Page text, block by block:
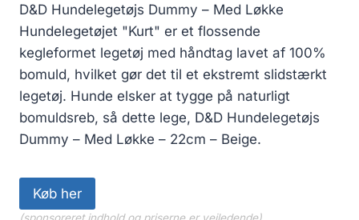
D&D Hundelegetøjs Dummy – Med Løkke
Hundelegetøjet "Kurt" er et flossende
kegleformet legetøj med håndtag lavet af 100%
bomuld, hvilket gør det til et ekstremt slidstærkt
legetøj. Hunde elsker at tygge på naturligt
bomuldsreb, så dette lege, D&D Hundelegetøjs
Dummy – Med Løkke – 22cm – Beige.
Køb her